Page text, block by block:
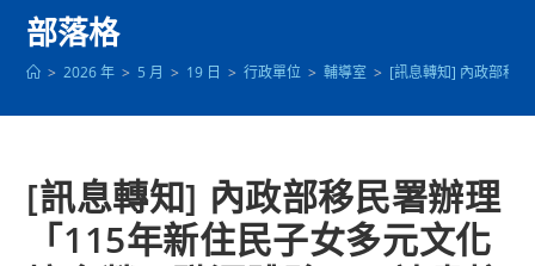
部落格
> 2026 年 > 5 月 > 19 日 > 行政單位 > 輔導室 > [訊息轉知] 內政部移
[訊息轉知] 內政部移民署辦理
「115年新住民子女多元文化